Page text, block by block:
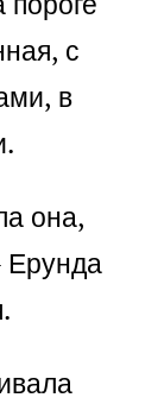
с
в
она,
Ерунда